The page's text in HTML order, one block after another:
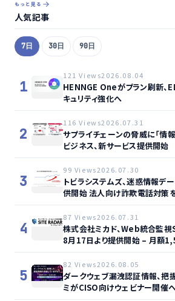
もっと見る
人気記事
7日 30日 90日
1
121 Views2026.08.04
HENNGE Oneがプラン刷新、
キュリティ強化へ
2
116 Views2026.07.31
サプライチェーンの脅威に「情
ビジネス、新サービス提供開始
3
99 Views2026.07.30
トビラシステムズ、迷惑情報
供開始 法人向け詐欺電話対策
4
87 Views2026.07.31
株式会社ミカド、Web統合監視
8月17日より提供開始 – 月額
監視、動的サイト…
5
82 Views2026.08.05
ダークウェブ漏洩認証情報、把
ミがCISO向けウェビナー開催